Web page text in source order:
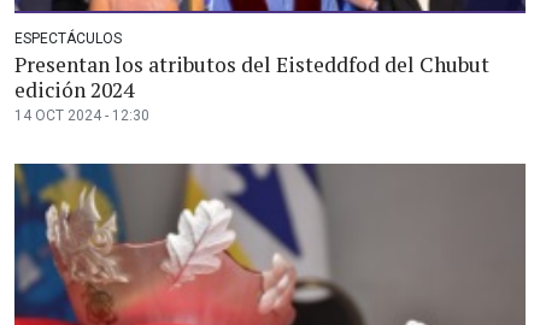
ESPECTÁCULOS
Presentan los atributos del Eisteddfod del Chubut
edición 2024
14 OCT 2024 - 12:30